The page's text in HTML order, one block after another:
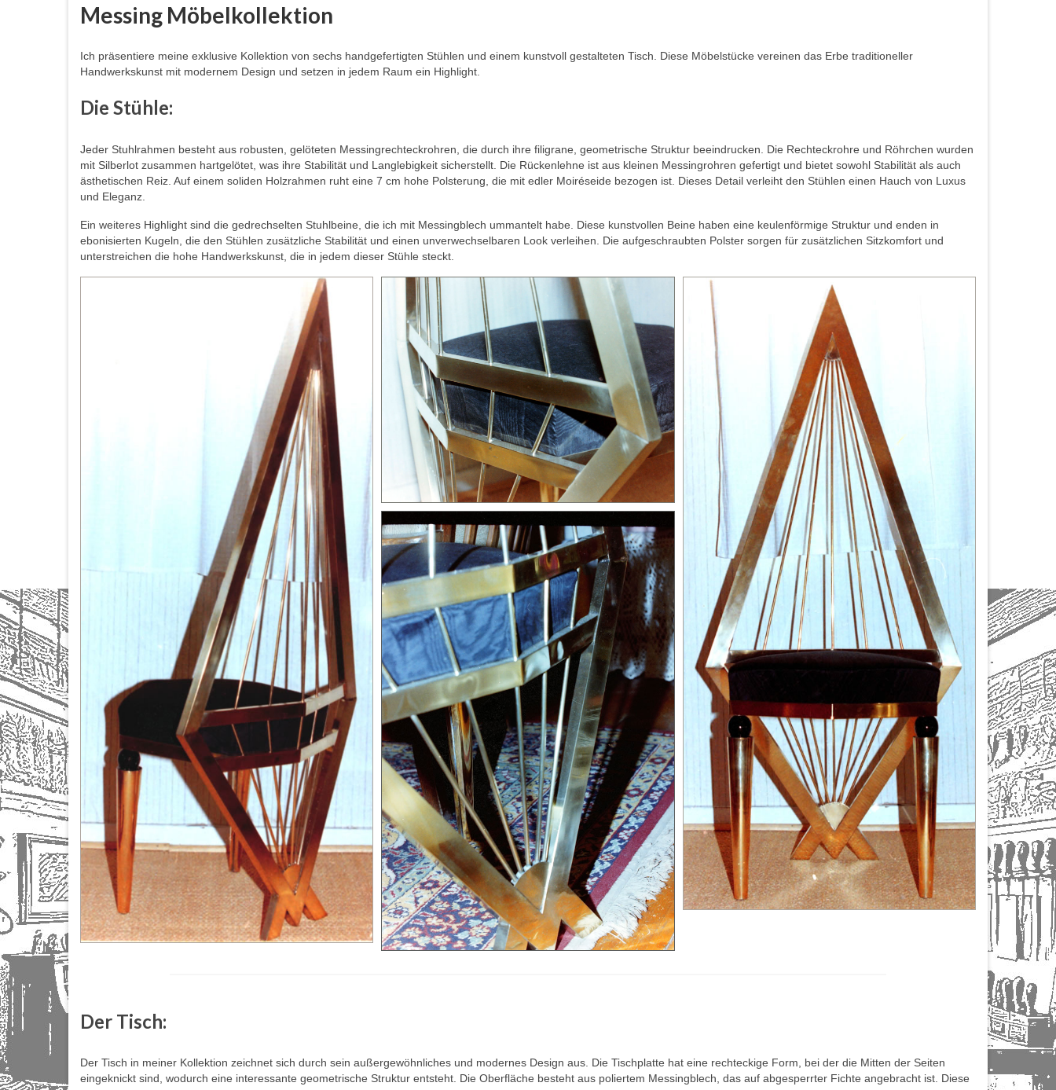
Messing Möbelkollektion
Ich präsentiere meine exklusive Kollektion von sechs handgefertigten Stühlen und einem kunstvoll gestalteten Tisch. Diese Möbelstücke vereinen das Erbe traditioneller
Handwerkskunst mit modernem Design und setzen in jedem Raum ein Highlight.
Die Stühle:
Jeder Stuhlrahmen besteht aus robusten, gelöteten Messingrechteckrohren, die durch ihre filigrane, geometrische Struktur beeindrucken. Die Rechteckrohre und Röhrchen wurden
mit Silberlot zusammen hartgelötet, was ihre Stabilität und Langlebigkeit sicherstellt. Die Rückenlehne ist aus kleinen Messingrohren gefertigt und bietet sowohl Stabilität als auch
ästhetischen Reiz. Auf einem soliden Holzrahmen ruht eine 7 cm hohe Polsterung, die mit edler Moiréseide bezogen ist. Dieses Detail verleiht den Stühlen einen Hauch von Luxus
und Eleganz.
Ein weiteres Highlight sind die gedrechselten Stuhlbeine, die ich mit Messingblech ummantelt habe. Diese kunstvollen Beine haben eine keulenförmige Struktur und enden in
ebonisierten Kugeln, die den Stühlen zusätzliche Stabilität und einen unverwechselbaren Look verleihen. Die aufgeschraubten Polster sorgen für zusätzlichen Sitzkomfort und
unterstreichen die hohe Handwerkskunst, die in jedem dieser Stühle steckt.
Der Tisch:
Der Tisch in meiner Kollektion zeichnet sich durch sein außergewöhnliches und modernes Design aus. Die Tischplatte hat eine rechteckige Form, bei der die Mitten der Seiten
eingeknickt sind, wodurch eine interessante geometrische Struktur entsteht. Die Oberfläche besteht aus poliertem Messingblech, das auf abgesperrter Fichte angebracht ist. Diese